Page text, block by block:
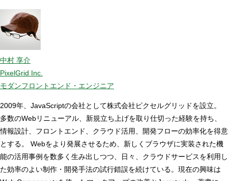
中村 享介
PixelGrid Inc.
モダンフロントエンド・エンジニア
2009年、JavaScriptの会社として株式会社ピクセルグリッドを設立。
多数のWebリニューアル、新規立ち上げを取り仕切った経験を持ち、
情報設計、フロントエンド、クラウド活用、開発フローの効率化を得意
とする。 Webをより発展させるため、新しくブラウザに実装された機
能の活用事例を数多く生み出しつつ、日々、クラウドサービスを利用し
た効率のよい制作・開発手法の試行錯誤を続けている。現在の興味は